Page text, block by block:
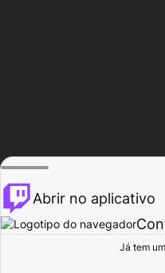
Procurar
Abrir no aplicativo
Já tem